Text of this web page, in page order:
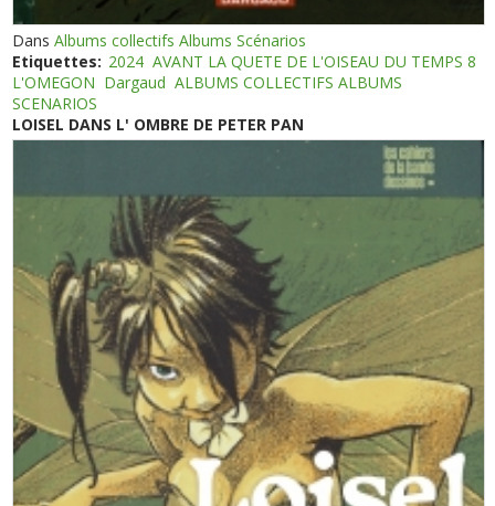
DansAlbums collectifs Albums Scénarios
Etiquettes: 2024 AVANT LA QUETE DE L'OISEAU DU TEMPS 8
L'OMEGON Dargaud ALBUMS COLLECTIFS ALBUMS
SCENARIOS
LOISEL DANS L' OMBRE DE PETER PAN